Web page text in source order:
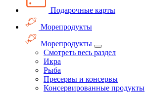
Подарочные карты
Морепродукты
Морепродукты
Смотреть весь раздел
Икра
Рыба
Пресервы и консервы
Консервированные продукты